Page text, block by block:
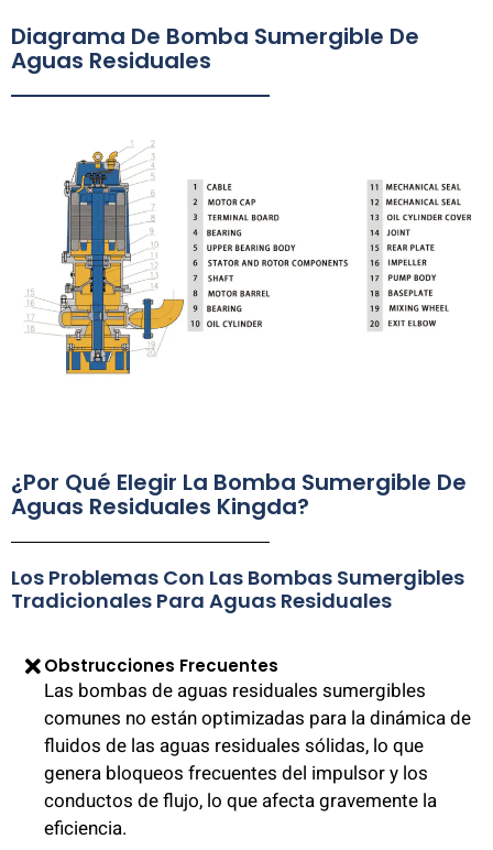
Diagrama De Bomba Sumergible De
Aguas Residuales
¿Por Qué Elegir La Bomba Sumergible De
Aguas Residuales Kingda?
Los Problemas Con Las Bombas Sumergibles
Tradicionales Para Aguas Residuales
Obstrucciones Frecuentes
Las bombas de aguas residuales sumergibles
comunes no están optimizadas para la dinámica de
fluidos de las aguas residuales sólidas, lo que
genera bloqueos frecuentes del impulsor y los
conductos de flujo, lo que afecta gravemente la
eficiencia.